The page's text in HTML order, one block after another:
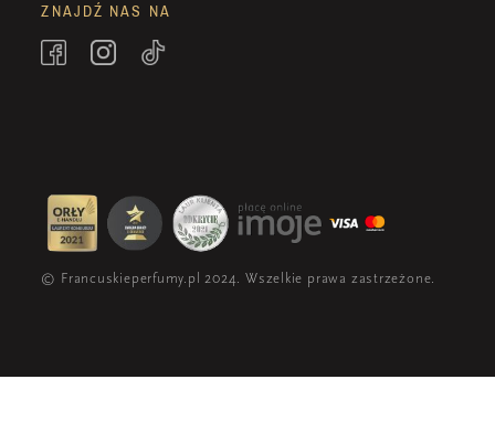
ZNAJDŹ NAS NA
© Francuskieperfumy.pl 2024. Wszelkie prawa zastrzeżone.